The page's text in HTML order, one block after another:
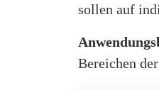
sollen auf
Bereichen